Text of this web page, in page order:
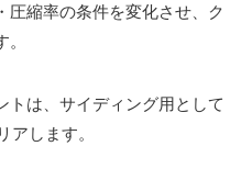
圧縮率の条件を変化させ、ク
トは、サイディング用として
アします。